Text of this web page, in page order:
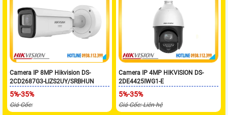
Camera IP 8MP Hikvision DS-
2CD2687G3-LIZS2UY/SRBHUN
5%-35%
Giá Gốc:
Camera IP 4MP HIKVISION DS-
2DE4425IWG1-E
5%-35%
Giá Gốc: Liên hệ